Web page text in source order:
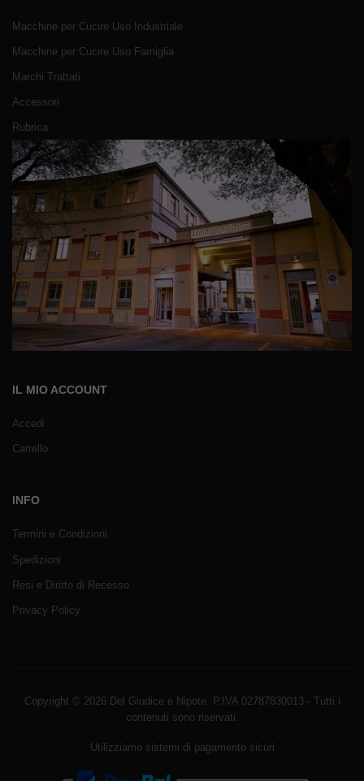
Macchine per Cucire Uso Industriale
Macchine per Cucire Uso Famiglia
Marchi Trattati
Accessori
Rubrica
IL MIO ACCOUNT
Accedi
Carrello
INFO
Termini e Condizioni
Spedizioni
Resi e Diritto di Recesso
Privacy Policy
Copyright © 2026 Del Giudice e Nipote. P.IVA 02787830013 - Tutti i
contenuti sono riservati.
Utilizziamo sistemi di pagamento sicuri